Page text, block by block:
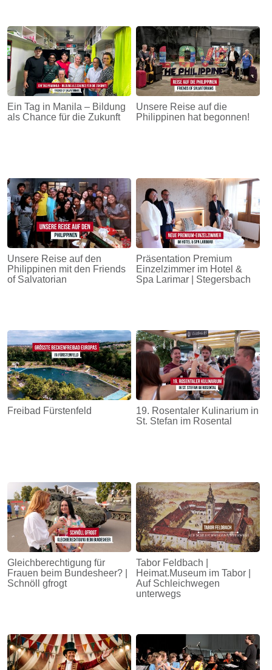
Ein Tag in Manila – Bildung
als Chance für die Zukunft
Unsere Reise auf die
Philippinen hat begonnen!
Unsere Reise auf den
Philippinen mit den Friends
of Salvatorian
Präsentation Premium
Einzelzimmer im Hotel &
Spa Larimar | Stegersbach
Freibad Fürstenfeld
19. Rosentaler Kulinarium in
St. Stefan im Rosental
Gleichberechtigung für
Frauen beim Bundesheer? |
Schnöll gfrogt
Tabor Feldbach |
Heimat.Museum im Tabor |
Auf Schleichwegen
unterwegs